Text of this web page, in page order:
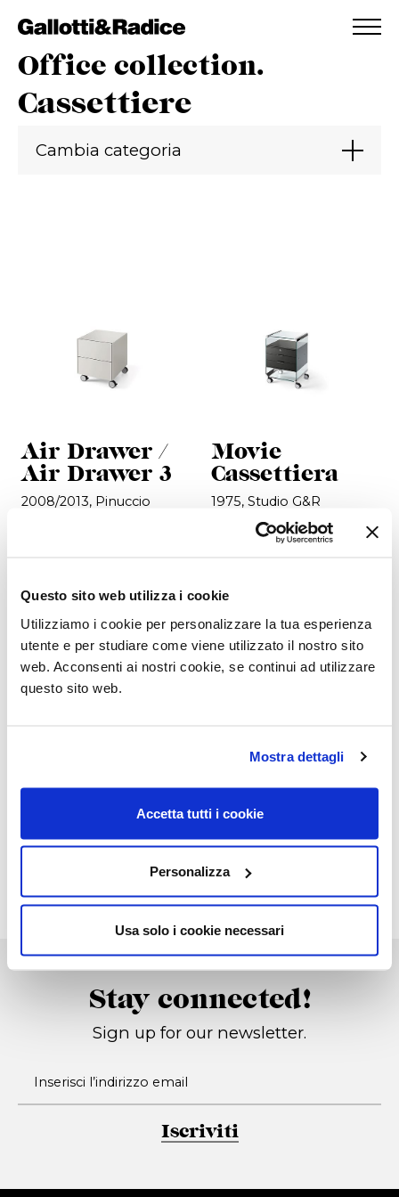
Questo sito web utilizza i cookie
Utilizziamo i cookie per personalizzare la tua esperienza
utente e per studiare come viene utilizzato il nostro sito
web. Acconsenti ai nostri cookie, se continui ad utilizzare
questo sito web.
Mostra dettagli
Accetta tutti i cookie
Personalizza
Usa solo i cookie necessari
AGGIUNTO ALLA WISHLIST
VEDI LA TUA WISHLIST
Office collection.
Cassettiere
Cambia categoria
Air Drawer /
Air Drawer 3
2008/2013, Pinuccio
Movie
Cassettiera
1975, Studio G&R
Cassettiera
Techna 13
2013, Studio G&R
Stay connected!
Sign up for our newsletter.
Iscriviti